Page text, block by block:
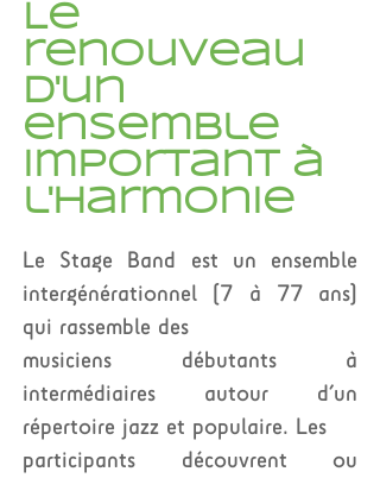
Le
renouveau
d'un
ensemble
important à
l'Harmonie
Le Stage Band est un ensemble
intergénérationnel (7 à 77 ans)
qui rassemble des
musiciens débutants à
intermédiaires autour d’un
répertoire jazz et populaire. Les
participants découvrent ou